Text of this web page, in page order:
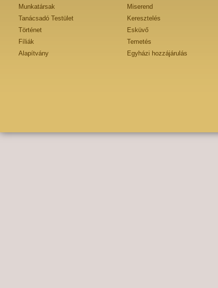
Munkatársak
Tanácsadó Testület
Történet
Fíliák
Alapítvány
Miserend
Keresztelés
Esküvő
Temetés
Egyházi hozzájárulás